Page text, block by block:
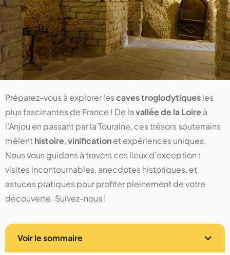
Préparez-vous à explorer lescaves troglodytiquesles
plus fascinantes de France ! De lavallée de la Loireà
l’Anjou en passant par la Touraine, ces trésors souterrains
mêlenthistoire,vinificationet expériences uniques.
Nous vous guidons à travers ces lieux d’exception :
visites incontournables, anecdotes historiques, et
astuces pratiques pour profiter pleinement de votre
découverte. Suivez-nous !
Voir le sommaire